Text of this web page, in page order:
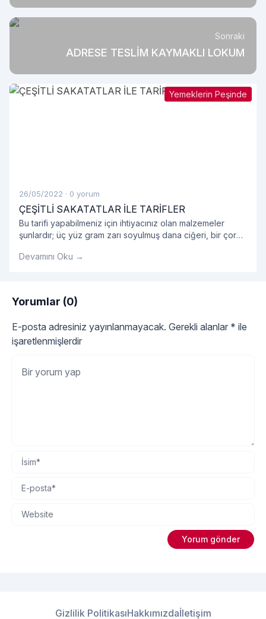
Sonraki
ADRESE TESLİM KAYMAKLI LOKUM
Yemeklerin Peşinde
26/05/2022 · 0 yorum
ÇEŞİTLİ SAKATATLAR İLE TARİFLER
Bu tarifi yapabilmeniz için ihtiyacınız olan malzemeler
şunlardır; üç yüz gram zarı soyulmuş dana ciğeri, bir çorba
kimyon, tuz. İlk sakatat yemek tarifimize ciğerleri küp küp
Devamını Oku →
Yorumlar (0)
E-posta adresiniz yayınlanmayacak. Gerekli alanlar * ile
işaretlenmişlerdir
Gizlilik PolitikasıHakkımızdaİletişim